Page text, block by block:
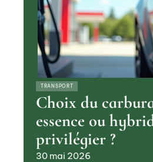
TRANSPORT
Choix du
essence ou
privilégier ?
30 mai 2026